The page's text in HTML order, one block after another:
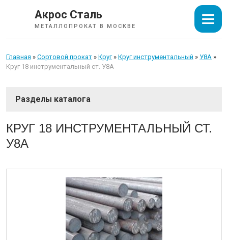
Акрос Сталь
МЕТАЛЛОПРОКАТ В МОСКВЕ
Главная » Сортовой прокат » Круг» Круг инструментальный » У8А »
Круг 18 инструментальный ст. У8А
СОРТОВОЙ ПРОКАТ
Арматура
КРУГ 18 ИНСТРУМЕНТАЛЬНЫЙ СТ.
У8А